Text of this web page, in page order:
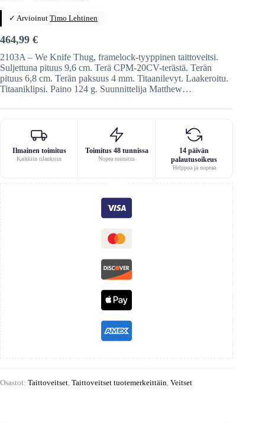
✓ Arvioinut Timo Lehtinen
464,99 €
2103A – We Knife Thug, framelock-tyyppinen taittoveitsi.
Suljettuna pituus 9,6 cm. Terä CPM-20CV-terästä. Terän
pituus 6,8 cm. Terän paksuus 4 mm. Titaanilevyt. Laakeroitu.
Titaaniklipsi. Paino 124 g. Suunnittelija Matthew…
Ilmainen toimitus
Kaikkiin tilauksiin
Toimitus 48 tunnissa
Nopea toimitus
14 päivän
palautusoikeus
Helppoa ja nopeaa
Osastot: Taittoveitset, Taittoveitset tuotemerkeittäin, Veitset